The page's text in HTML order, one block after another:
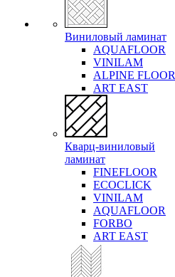
Виниловый ламинат
AQUAFLOOR
VINILAM
ALPINE FLOOR
ART EAST
Кварц-виниловый
ламинат
FINEFLOOR
ECOCLICK
VINILAM
AQUAFLOOR
FORBO
ART EAST